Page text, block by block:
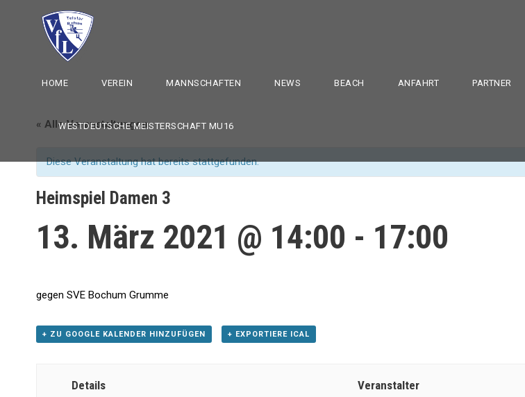
HOME VEREIN MANNSCHAFTEN NEWS BEACH ANFAHRT PARTNER
WESTDEUTSCHE MEISTERSCHAFT MU16
« Alle Veranstaltungen
Diese Veranstaltung hat bereits stattgefunden.
Heimspiel Damen 3
13. März 2021 @ 14:00 - 17:00
gegen SVE Bochum Grumme
+ ZU GOOGLE KALENDER HINZUFÜGEN + EXPORTIERE ICAL
Details Veranstalter